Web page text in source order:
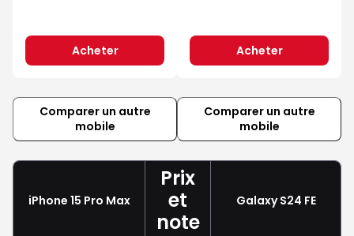
Acheter Acheter
Comparer un autre
mobile
Comparer un autre
mobile
iPhone 15 Pro Max
Prix
et
note
Galaxy S24 FE